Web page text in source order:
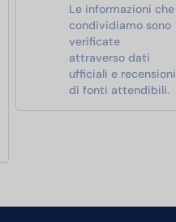
Le informazioni che
condividiamo sono
verificate
attraverso dati
ufficiali e recensioni
di fonti attendibili.